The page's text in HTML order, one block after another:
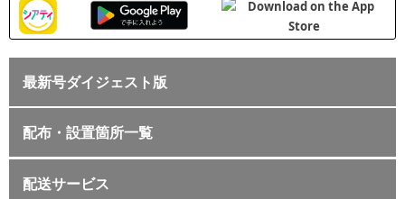
最新号ダイジェスト版
配布・設置箇所一覧
配送サービス